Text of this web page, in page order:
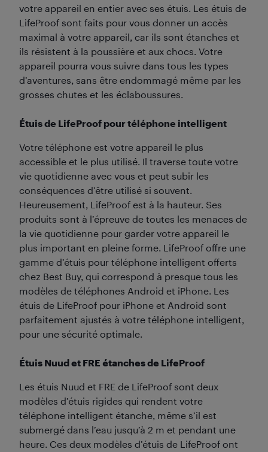
votre appareil en entier avec ses étuis. Les étuis de
LifeProof sont faits pour vous donner un accès
maximal à votre appareil, car ils sont étanches et
ils résistent à la poussière et aux chocs. Votre
appareil pourra vous suivre dans tous les types
d’aventures, sans être endommagé même par les
grosses chutes et les éclaboussures.
Étuis de LifeProof pour téléphone intelligent
Votre téléphone est votre appareil le plus
accessible et le plus utilisé. Il traverse toute votre
vie quotidienne avec vous et peut subir les
conséquences d’être utilisé si souvent.
Heureusement, LifeProof est à la hauteur. Ses
produits sont à l’épreuve de toutes les menaces de
la vie quotidienne pour garder votre appareil le
plus important en pleine forme. LifeProof offre une
gamme d’étuis pour téléphone intelligent offerts
chez Best Buy, qui correspond à presque tous les
modèles de téléphones Android et iPhone. Les
étuis de LifeProof pour iPhone et Android sont
parfaitement ajustés à votre téléphone intelligent,
pour une sécurité optimale.
Étuis Nuud et FRE étanches de LifeProof
Les étuis Nuud et FRE de LifeProof sont deux
modèles d’étuis rigides qui rendent votre
téléphone intelligent étanche, même s’il est
submergé dans l’eau jusqu’à 2 m et pendant une
heure. Ces deux modèles d’étuis de LifeProof ont